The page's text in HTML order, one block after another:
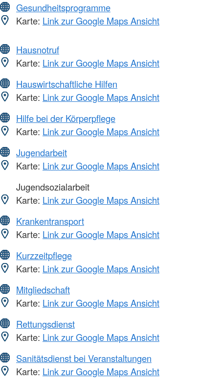
Gesundheitsprogramme
Karte: Link zur Google Maps Ansicht
Hausnotruf
Karte: Link zur Google Maps Ansicht
Hauswirtschaftliche Hilfen
Karte: Link zur Google Maps Ansicht
Hilfe bei der Körperpflege
Karte: Link zur Google Maps Ansicht
Jugendarbeit
Karte: Link zur Google Maps Ansicht
Jugendsozialarbeit
Karte: Link zur Google Maps Ansicht
Krankentransport
Karte: Link zur Google Maps Ansicht
Kurzzeitpflege
Karte: Link zur Google Maps Ansicht
Mitgliedschaft
Karte: Link zur Google Maps Ansicht
Rettungsdienst
Karte: Link zur Google Maps Ansicht
Sanitätsdienst bei Veranstaltungen
Karte: Link zur Google Maps Ansicht